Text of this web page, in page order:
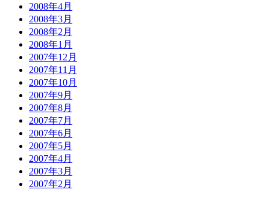
2008年4月
2008年3月
2008年2月
2008年1月
2007年12月
2007年11月
2007年10月
2007年9月
2007年8月
2007年7月
2007年6月
2007年5月
2007年4月
2007年3月
2007年2月